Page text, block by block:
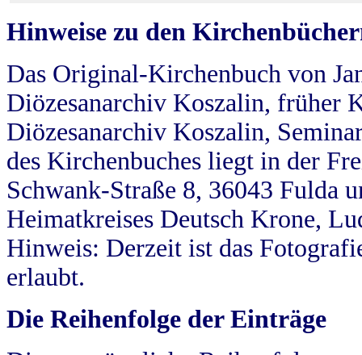
Hinweise zu den
Das Original-Kirchenbuch von
Diözesanarchiv Koszalin, früher
Diözesanarchiv Koszalin,
des Kirchenbuches liegt in der
Schwank-Straße 8, 36043 Fulda
Heimatkreises Deutsch Krone,
Hinweis: Derzeit ist das
erlaubt.
Die Reihenfolge der Einträge